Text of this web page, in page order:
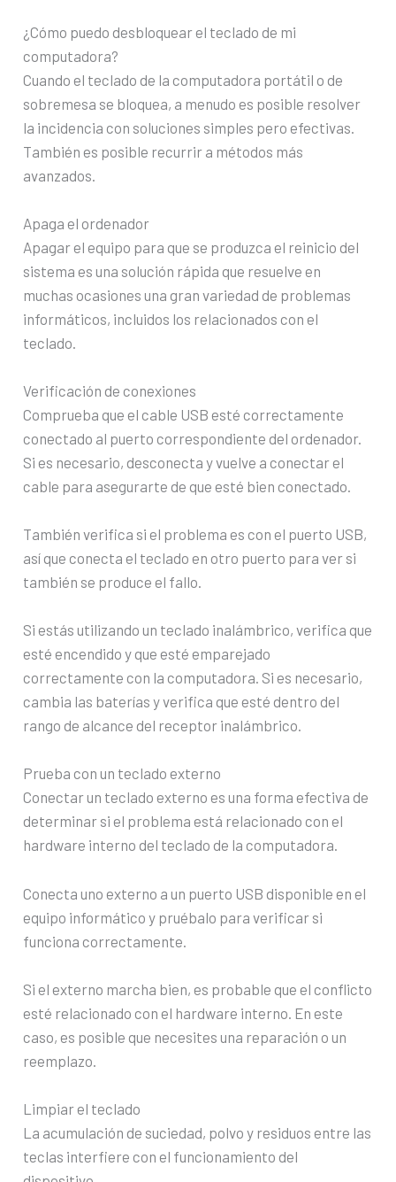
¿Cómo puedo desbloquear el teclado de mi
computadora?
Cuando el teclado de la computadora portátil o de
sobremesa se bloquea, a menudo es posible resolver
la incidencia con soluciones simples pero efectivas.
También es posible recurrir a métodos más
avanzados.
Apaga el ordenador
Apagar el equipo para que se produzca el reinicio del
sistema es una solución rápida que resuelve en
muchas ocasiones una gran variedad de problemas
informáticos, incluidos los relacionados con el
teclado.
Verificación de conexiones
Comprueba que el cable USB esté correctamente
conectado al puerto correspondiente del ordenador.
Si es necesario, desconecta y vuelve a conectar el
cable para asegurarte de que esté bien conectado.
También verifica si el problema es con el puerto USB,
así que conecta el teclado en otro puerto para ver si
también se produce el fallo.
Si estás utilizando un teclado inalámbrico, verifica que
esté encendido y que esté emparejado
correctamente con la computadora. Si es necesario,
cambia las baterías y verifica que esté dentro del
rango de alcance del receptor inalámbrico.
Prueba con un teclado externo
Conectar un teclado externo es una forma efectiva de
determinar si el problema está relacionado con el
hardware interno del teclado de la computadora.
Conecta uno externo a un puerto USB disponible en el
equipo informático y pruébalo para verificar si
funciona correctamente.
Si el externo marcha bien, es probable que el conflicto
esté relacionado con el hardware interno. En este
caso, es posible que necesites una reparación o un
reemplazo.
Limpiar el teclado
La acumulación de suciedad, polvo y residuos entre las
teclas interfiere con el funcionamiento del